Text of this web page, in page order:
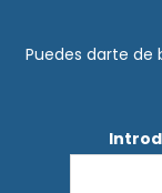
Puedes darte de